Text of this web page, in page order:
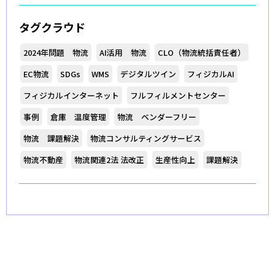
タグクラウド
2024年問題 物流 AI活用 物流
CLO（物流統括責任者）
EC物流
SDGs WMS デジタルツイン
フィジカルAI
フィジカルインターネット
フルフィルメントセンター
事例
倉庫 温度管理
物流 ベンダーフリー
物流 課題解決
物流コンサルティングサービス
物流不動産
物流関連2法 法改正 生産性向上 課題解決